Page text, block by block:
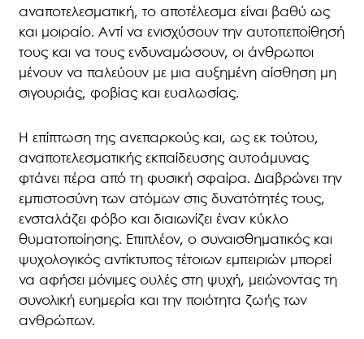
αναποτελεσματική, το αποτέλεσμα είναι βαθύ ως
και μοιραίο. Αντί να ενισχύσουν την αυτοπεποίθησή
τους και να τους ενδυναμώσουν, οι άνθρωποι
μένουν να παλεύουν με μια αυξημένη αίσθηση μη
σιγουριάς, φοβίας και ευαλωσίας.
Η επίπτωση της ανεπαρκούς και, ως εκ τούτου,
αναποτελεσματικής εκπαίδευσης αυτοάμυνας
φτάνει πέρα από τη φυσική σφαίρα. Διαβρώνει την
εμπιστοσύνη των ατόμων στις δυνατότητές τους,
ενσταλάζει φόβο και διαιωνίζει έναν κύκλο
θυματοποίησης. Επιπλέον, ο συναισθηματικός και
ψυχολογικός αντίκτυπος τέτοιων εμπειριών μπορεί
να αφήσει μόνιμες ουλές στη ψυχή, μειώνοντας τη
συνολική ευημερία και την ποιότητα ζωής των
ανθρώπων.